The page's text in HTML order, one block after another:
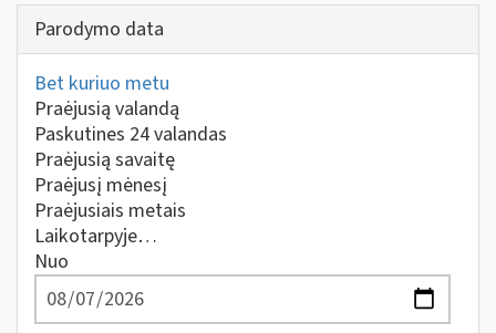
Parodymo data
Bet kuriuo metu
Praėjusią valandą
Paskutines 24 valandas
Praėjusią savaitę
Praėjusį mėnesį
Praėjusiais metais
Laikotarpyje…
Nuo